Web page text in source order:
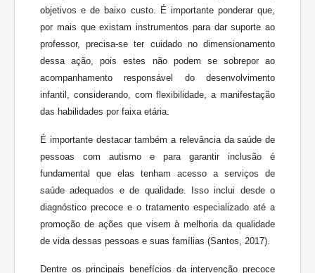
objetivos e de baixo custo. É importante ponderar que,
por mais que existam instrumentos para dar suporte ao
professor, precisa-se ter cuidado no dimensionamento
dessa ação, pois estes não podem se sobrepor ao
acompanhamento responsável do desenvolvimento
infantil, considerando, com flexibilidade, a manifestação
das habilidades por faixa etária.
É importante destacar também a relevância da saúde de
pessoas com autismo e para garantir inclusão é
fundamental que elas tenham acesso a serviços de
saúde adequados e de qualidade. Isso inclui desde o
diagnóstico precoce e o tratamento especializado até a
promoção de ações que visem à melhoria da qualidade
de vida dessas pessoas e suas famílias (Santos, 2017).
Dentre os principais benefícios da intervenção precoce